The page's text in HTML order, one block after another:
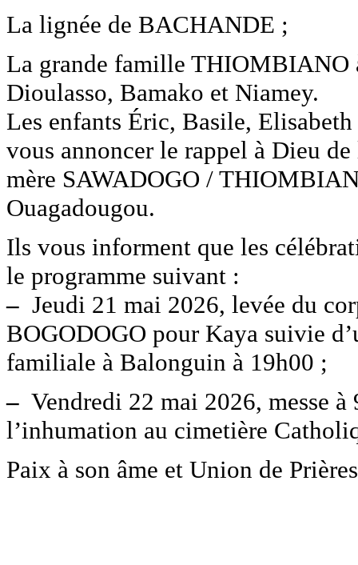
La lignée de BACHANDE ;
La grande famille THIOMBIANO
Dioulasso, Bamako et Niamey.
Les enfants Éric, Basile,
vous annoncer le rappel à Dieu
mère SAWADOGO /
Ouagadougou.
Ils vous informent que les
le programme suivant :
– Jeudi 21 mai 2026, levée du
BOGODOGO pour Kaya suivie
familiale à Balonguin à 19h00 ;
– Vendredi 22 mai 2026, messe
l’inhumation au cimetière
Paix à son âme et Union de Prières